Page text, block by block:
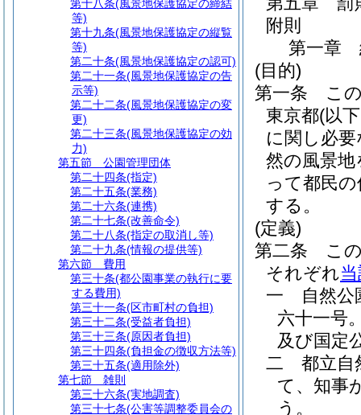
附則
第一章
(目的)
第一条
こ
東京都(以
に関し必
然の風景
って都民
する。
(定義)
第二条
こ
それぞれ
一
自然
六十一号
及び国定
二
都立
て、知事
う。
第十八条(風景地保護協定の締結
等)
第十九条(風景地保護協定の縦覧
等)
第二十条(風景地保護協定の認可)
第二十一条(風景地保護協定の告
示等)
第二十二条(風景地保護協定の変
更)
第二十三条(風景地保護協定の効
力)
第五節
公園管理団体
第二十四条(指定)
第二十五条(業務)
第二十六条(連携)
第二十七条(改善命令)
第二十八条(指定の取消し等)
第二十九条(情報の提供等)
第六節
費用
第三十条(都公園事業の執行に要
する費用)
第三十一条(区市町村の負担)
第三十二条(受益者負担)
第三十三条(原因者負担)
第三十四条(負担金の徴収方法等)
第三十五条(適用除外)
第七節
雑則
第三十六条(実地調査)
第三十七条(公害等調整委員会の